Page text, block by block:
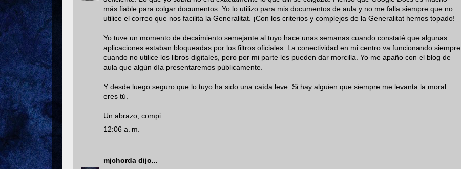
más fiable para colgar documentos. Yo lo utilizo para mis documentos de aula y no me falla siempre que no
utilice el correo que nos facilita la Generalitat. ¡Con los criterios y complejos de la Generalitat hemos topado!
Yo tuve un momento de decaimiento semejante al tuyo hace unas semanas cuando constaté que algunas
aplicaciones estaban bloqueadas por los filtros oficiales. La conectividad en mi centro va funcionando siempre
cuando no utilice los libros digitales, pero por mi parte les pueden dar morcilla. Yo me apaño con el blog de
aula que algún día presentaremos públicamente.
Y desde luego seguro que lo tuyo ha sido una caída leve. Si hay alguien que siempre me levanta la moral
eres tú.
Un abrazo, compi.
12:06 a. m.
mjchorda dijo...